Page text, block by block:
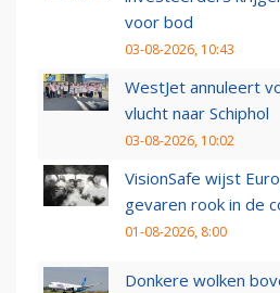
voor bod
03-08-2026, 10:43
WestJet annuleert
vlucht naar Schiphol
03-08-2026, 10:02
VisionSafe wijst
gevaren rook in de
01-08-2026, 8:00
Donkere wolken